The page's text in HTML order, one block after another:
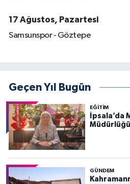
17 Ağustos, Pazartesi
Samsunspor - Göztepe
Geçen Yıl Bugün
EĞİTİM
İpsala’da
GÜNDEM